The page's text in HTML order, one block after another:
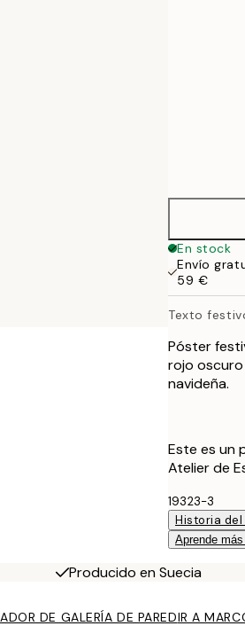
En stock
Envío
59 €
Texto
Póster
rojo
navideña.
Este es un
Atelier de
19323-3
Historia
Aprende
Producido en Suecia
DE GALERÍA DE PAREDIR A